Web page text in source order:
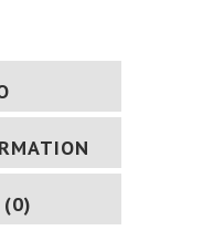
(0)